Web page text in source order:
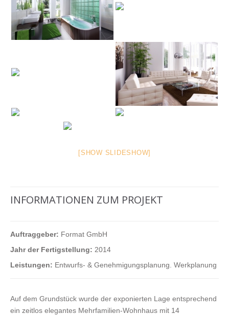
[SHOW SLIDESHOW]
INFORMATIONEN ZUM PROJEKT
Auftraggeber: Format GmbH
Jahr der Fertigstellung: 2014
Leistungen: Entwurfs- & Genehmigungsplanung. Werkplanung
Auf dem Grundstück wurde der exponierten Lage entsprechend
ein zeitlos elegantes Mehrfamilien-Wohnhaus mit 14